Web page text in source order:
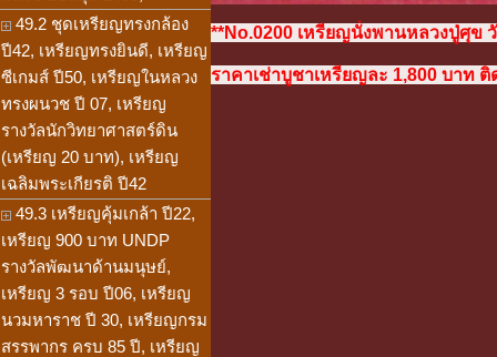
49.2 ชุดเหรียญทรงกล้อง
ปี42, เหรียญทรงยินดี, เหรียญ
ซีเกมส์ ปี50, เหรียญในหลวง
ทรงผนวช ปี 07, เหรียญ
รางวัลนักวิทยาศาสตร์ดิน
(เหรียญ 20 บาท), เหรียญ
เฉลิมพระเกียรติ ปี42
49.3 เหรียญคุ้มเกล้า ปี22,
เหรียญ 900 บาท UNDP
รางวัลพัฒนาด้านมนุษย์,
เหรียญ 3 รอบ ปี06, เหรียญ
นวมหาราช ปี 30, เหรียญกรม
สรรพากร ครบ 85 ปี, เหรียญ
**No.0200 เหรียญนั่งพานหลวงปู่ศุข
ราคาเช่าบูชาเหรียญละ 1,800 บาท